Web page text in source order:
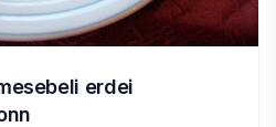
erdei